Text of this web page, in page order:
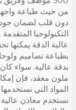
من حيث طباعة
دون قلب لضمان
التكنولوجيا
عالية الدقة يمكنها
بطباعة تصاميم
بدقة عالية. سواء
ملون معقد، فإن
المواد التي
نستخدم معادن عالية